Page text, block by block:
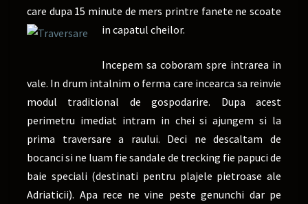
care dupa 15 minute de mers printre fanete ne scoate
in capatul cheilor.
Incepem sa coboram spre intrarea in
vale. In drum intalnim o ferma care incearca sa reinvie
modul traditional de gospodarire. Dupa acest
perimetru imediat intram in chei si ajungem si la
prima traversare a raului. Deci ne descaltam de
bocanci si ne luam fie sandale de trecking fie papuci de
baie speciali (destinati pentru plajele pietroase ale
Adriaticii). Apa rece ne vine peste genunchi dar pe